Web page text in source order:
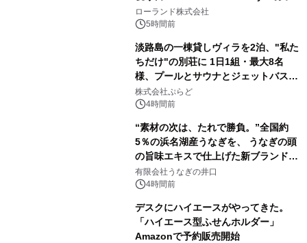
を展示しての 記念キャンペーンを開
催 英国ラジオ「NTS」の 特別プログ
アーティストを フィーチャーしたアニ
メーションを公開～
ローランド株式会社
5時間前
淡路島の一棟貸しヴィラを2泊、"私た
ちだけ"の別荘に 1日1組・最大8名
様、プールとサウナとジェットバス付
きで Villa Mon Temps AWAJIの連泊
素泊りプラン
株式会社ぷらど
4時間前
“素材の次は、たれで勝負。”全国約
5％の浜名湖産うなぎを、 うなぎの頭
の旨味エキスで仕上げた新ブランド
「井口の誉」誕生
有限会社うなぎの井口
4時間前
デスクにハイエースがやってきた。
「ハイエース型ふせんホルダー」
Amazonで予約販売開始